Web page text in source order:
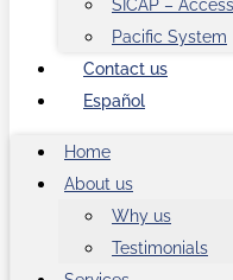
SICAP –
Pacific System
Contact us
Español
Home
About us
Why us
Testimonials